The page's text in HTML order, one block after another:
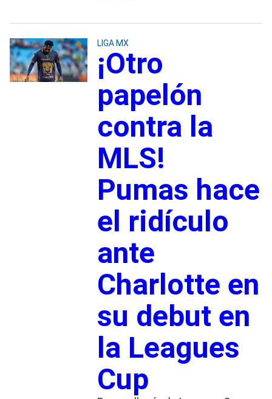
LIGA MX
¡Otro
papelón
contra la
MLS!
Pumas hace
el ridículo
ante
Charlotte en
su debut en
la Leagues
Cup